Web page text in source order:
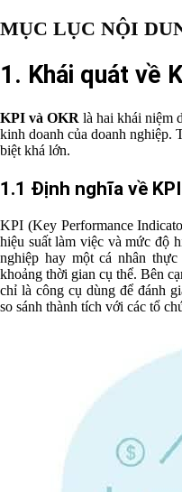
MỤC LỤC NỘI
1. Khái quát về
KPI và OKR là hai khái niệm
kinh doanh của doanh nghiệp.
biệt khá lớn.
1.1 Định nghĩa về KPI
KPI (Key Performance
hiệu suất làm việc và mức độ
nghiệp hay một cá nhân
khoảng thời gian cụ thể. Bên
chỉ là công cụ dùng để đánh
so sánh thành tích với các tổ